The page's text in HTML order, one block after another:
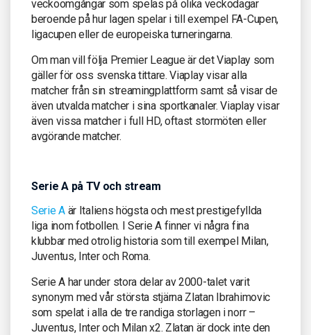
veckoomgångar som spelas på olika veckodagar
beroende på hur lagen spelar i till exempel FA-Cupen,
ligacupen eller de europeiska turneringarna.
Om man vill följa Premier League är det Viaplay som
gäller för oss svenska tittare. Viaplay visar alla
matcher från sin streamingplattform samt så visar de
även utvalda matcher i sina sportkanaler. Viaplay visar
även vissa matcher i full HD, oftast stormöten eller
avgörande matcher.
Serie A på TV och stream
Serie Aär Italiens högsta och mest prestigefyllda
liga inom fotbollen. I Serie A finner vi några fina
klubbar med otrolig historia som till exempel Milan,
Juventus, Inter och Roma.
Serie A har under stora delar av 2000-talet varit
synonym med vår största stjärna Zlatan Ibrahimovic
som spelat i alla de tre randiga storlagen i norr –
Juventus, Inter och Milan x2. Zlatan är dock inte den